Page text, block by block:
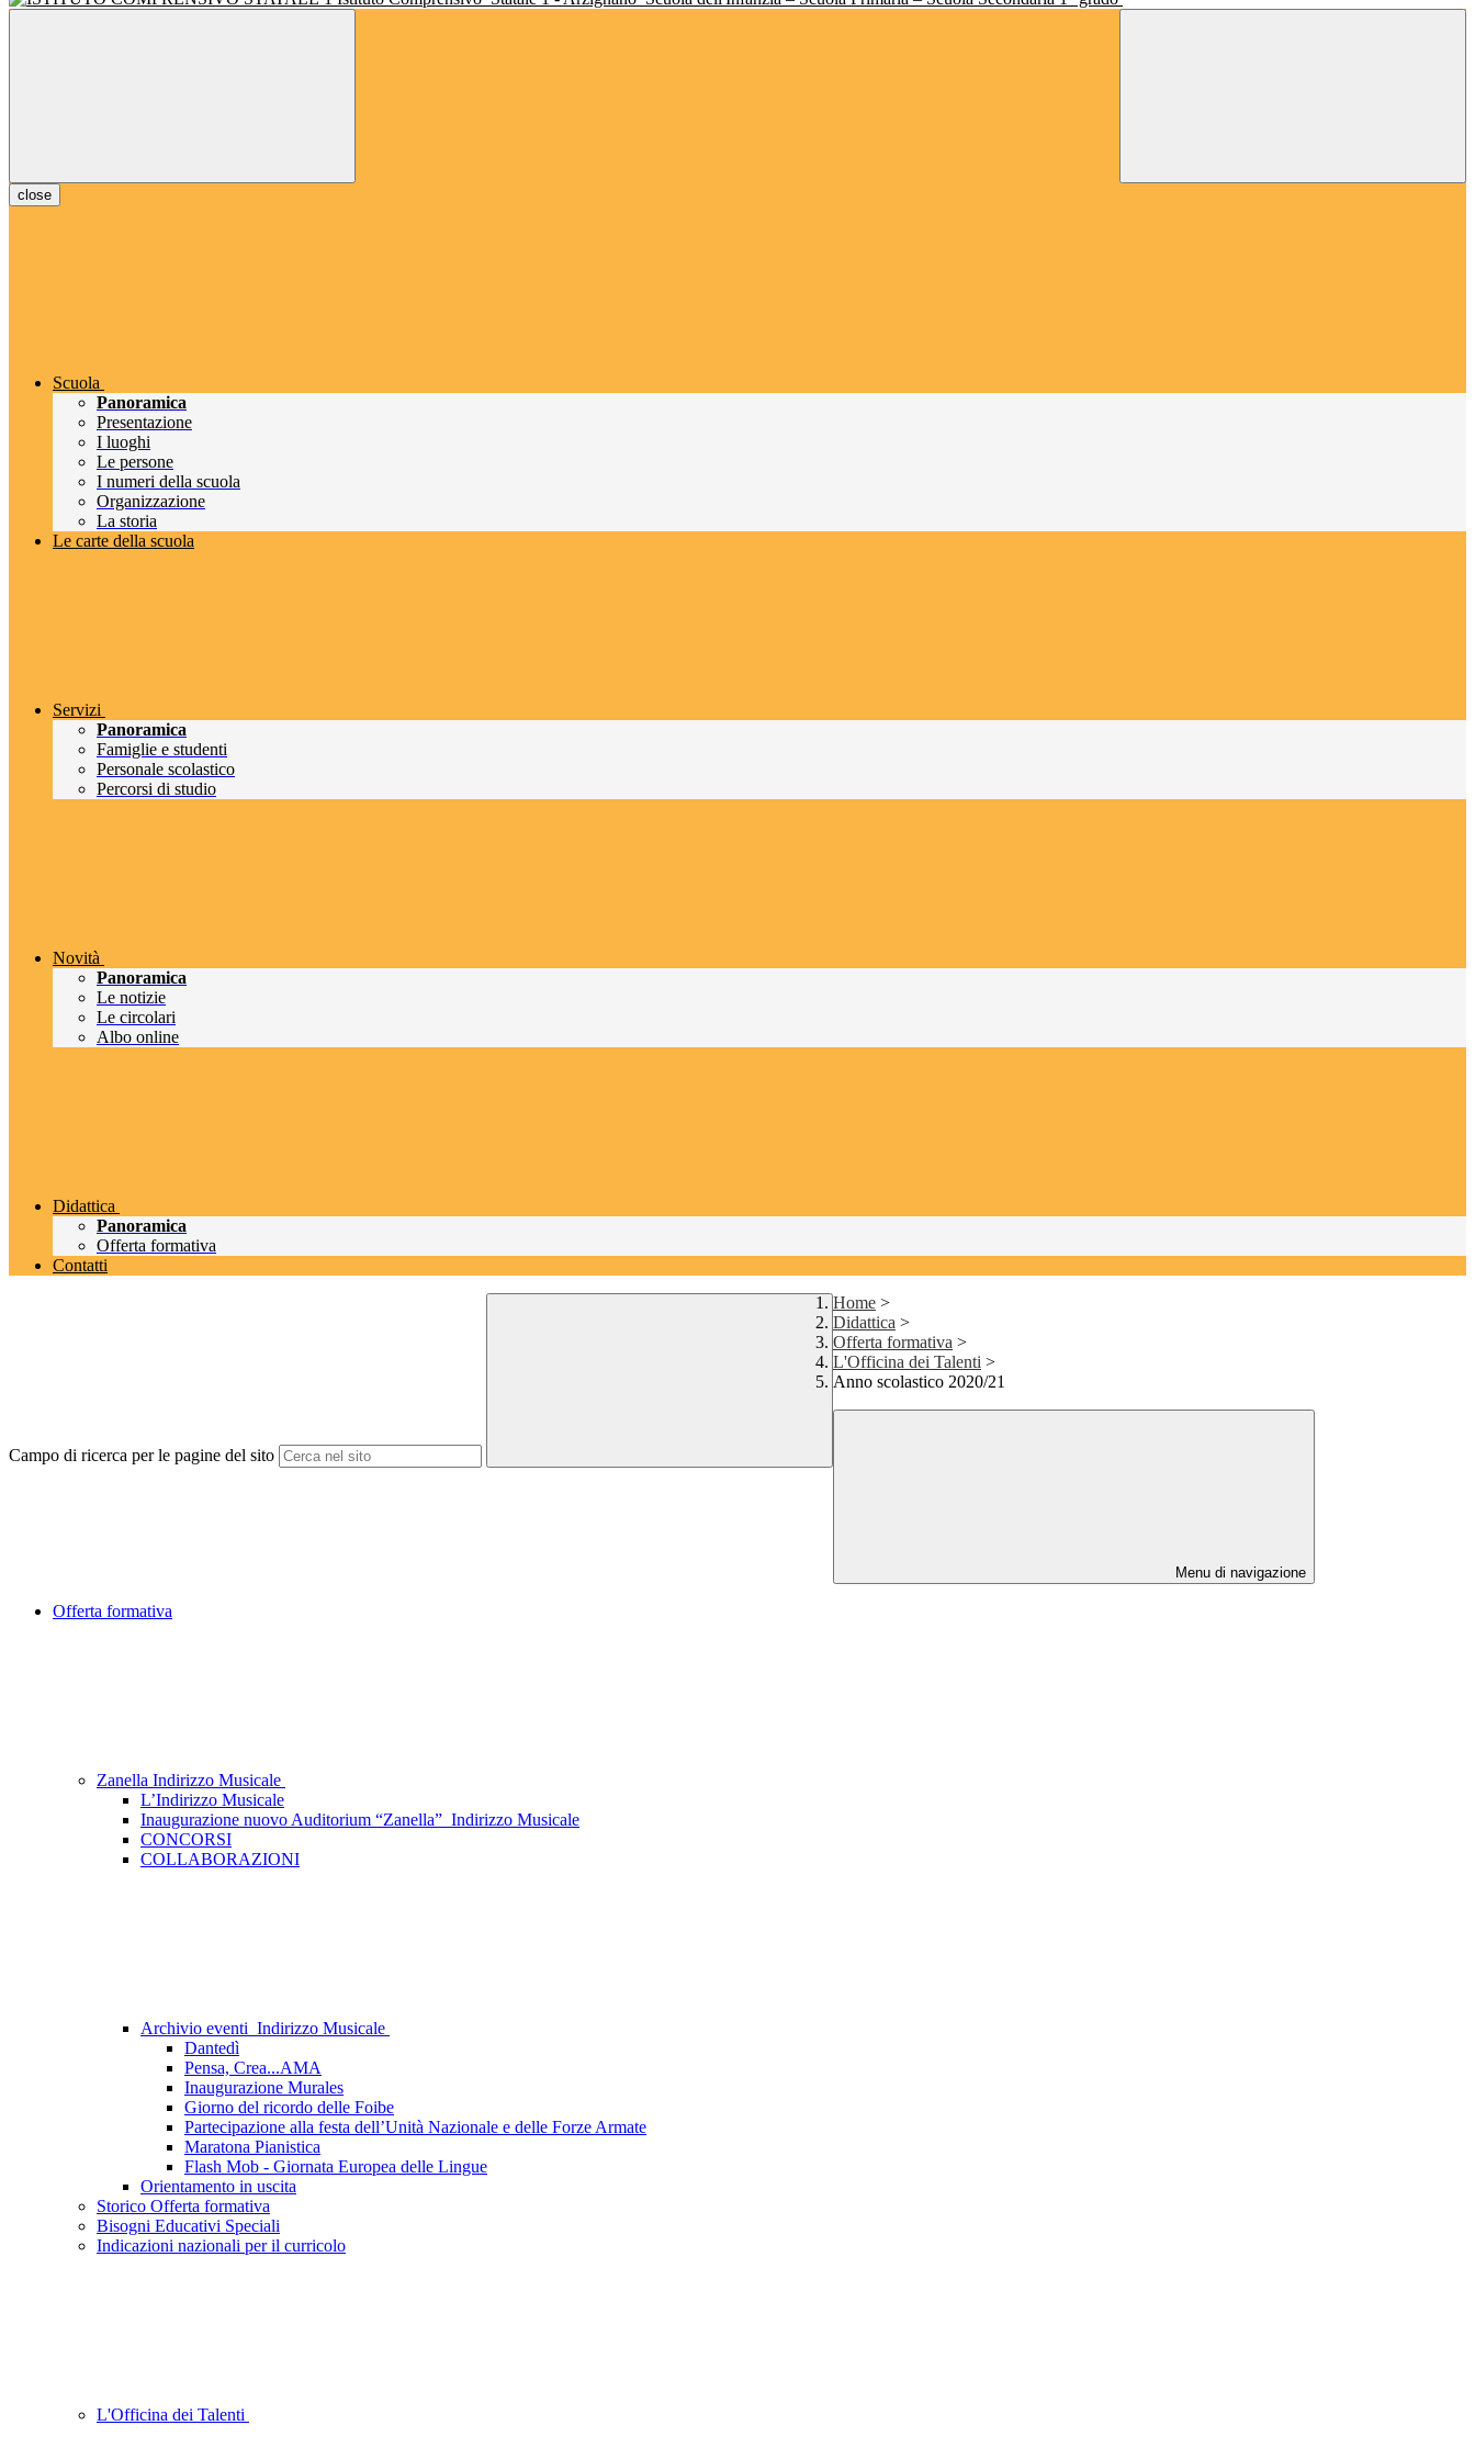
close
Scuola
Panoramica
Presentazione
I luoghi
Le persone
I numeri della scuola
Organizzazione
La storia
Le carte della scuola
Servizi
Panoramica
Famiglie e studenti
Personale scolastico
Percorsi di studio
Novità
Panoramica
Le notizie
Le circolari
Albo online
Didattica
Panoramica
Offerta formativa
Contatti
Campo di ricerca per le pagine del sito
Home >
Didattica >
Offerta formativa >
L'Officina dei Talenti >
Anno scolastico 2020/21
Menu di navigazione
Offerta formativa
Zanella Indirizzo Musicale
L’Indirizzo Musicale
Inaugurazione nuovo Auditorium “Zanella”_Indirizzo Musicale
CONCORSI
COLLABORAZIONI
Archivio eventi_Indirizzo Musicale
Dantedì
Pensa, Crea...AMA
Inaugurazione Murales
Giorno del ricordo delle Foibe
Partecipazione alla festa dell’Unità Nazionale e delle Forze Armate
Maratona Pianistica
Flash Mob - Giornata Europea delle Lingue
Orientamento in uscita
Storico Offerta formativa
Bisogni Educativi Speciali
Indicazioni nazionali per il curricolo
L'Officina dei Talenti